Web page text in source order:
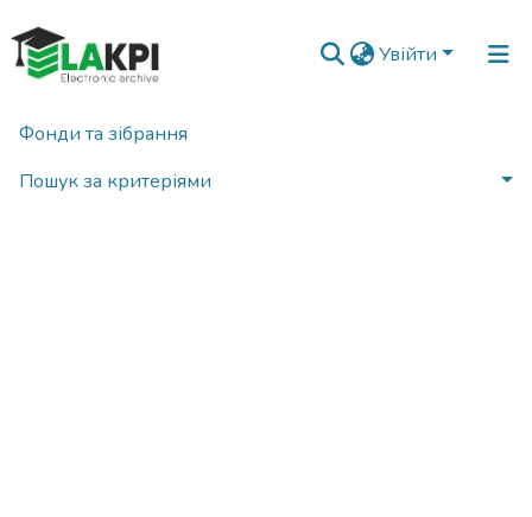
Увійти
Фонди та зібрання
Пошук за критеріями
Виникла помилка при отриманні зібрання